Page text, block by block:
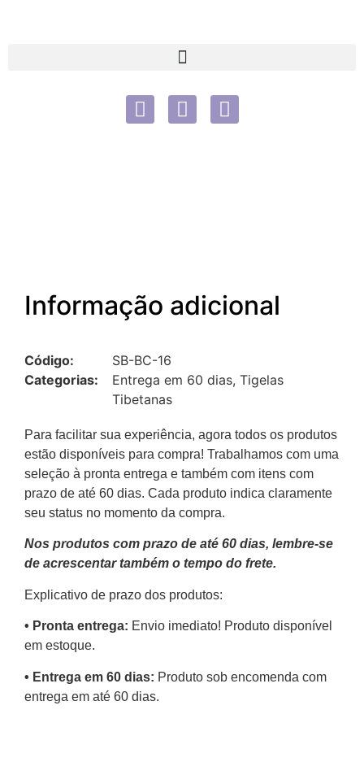
Informação adicional
Código:
SB-BC-16
Categorias:
Entrega em 60 dias, Tigelas
Tibetanas
Para facilitar sua experiência, agora todos os produtos
estão disponíveis para compra! Trabalhamos com uma
seleção à pronta entrega e também com itens com
prazo de até 60 dias. Cada produto indica claramente
seu status no momento da compra.
Nos produtos com prazo de até 60 dias, lembre-se
de acrescentar também o tempo do frete.
Explicativo de prazo dos produtos:
•⁠ ⁠Pronta entrega: Envio imediato! Produto disponível
em estoque.
•⁠ Entrega em 60 dias: Produto sob encomenda com
entrega em até 60 dias.